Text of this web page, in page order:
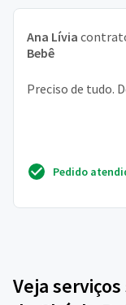
Ana Lívia
Bebê
Preciso de tudo.
Pedido
Veja